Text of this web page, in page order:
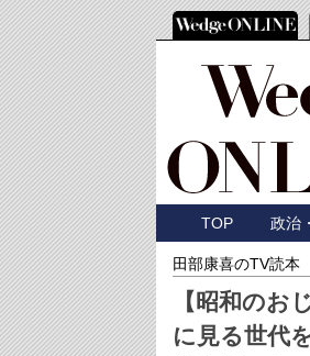
TOP 政治
田部康喜のTV読本
【昭和のお
に見る世代